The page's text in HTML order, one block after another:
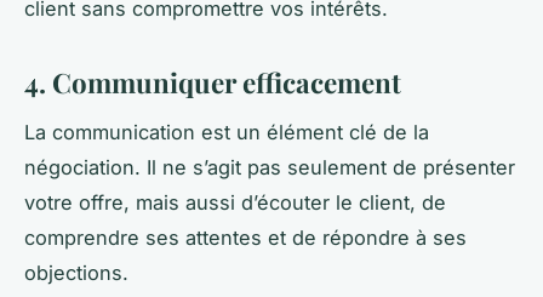
client sans compromettre vos intérêts.
4. Communiquer efficacement
La communication est un élément clé de la
négociation. Il ne s’agit pas seulement de présenter
votre offre, mais aussi d’écouter le client, de
comprendre ses attentes et de répondre à ses
objections.